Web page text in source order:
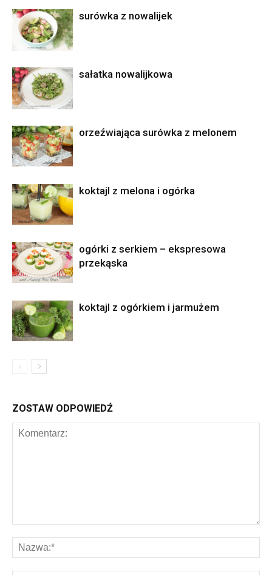
surówka z nowalijek
sałatka nowalijkowa
orzeźwiająca surówka z melonem
koktajl z melona i ogórka
ogórki z serkiem – ekspresowa
przekąska
koktajl z ogórkiem i jarmużem
ZOSTAW ODPOWIEDŹ